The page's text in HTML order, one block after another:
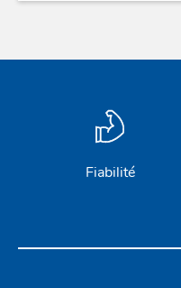
Fiabilité